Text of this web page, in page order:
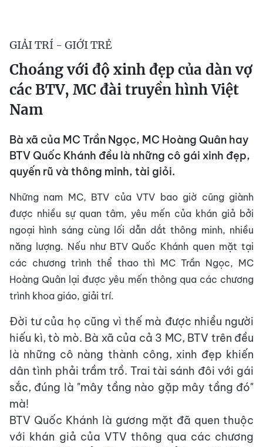
GIẢI TRÍ - GIỚI TRẺ
Choáng với độ xinh đẹp của dàn vợ
các BTV, MC đài truyền hình Việt
Nam
Bà xã của MC Trần Ngọc, MC Hoàng Quân hay
BTV Quốc Khánh đều là những cô gái xinh đẹp,
quyến rũ và thông minh, tài giỏi.
Những nam MC, BTV của VTV bao giờ cũng giành
được nhiều sự quan tâm, yêu mến của khán giả bởi
ngoại hình sáng cùng lối dẫn dắt thông minh, nhiều
năng lượng. Nếu như BTV Quốc Khánh quen mặt tại
các chương trình thể thao thì MC Trần Ngọc, MC
Hoàng Quân lại được yêu mến thông qua các chương
trình khoa giáo, giải trí.
Đời tư của họ cũng vì thế mà được nhiều người
hiếu kì, tò mò. Bà xã của cả 3 MC, BTV trên đều
là những cô nàng thành công, xinh đẹp khiến
dân tình phải trầm trồ. Trai tài sánh đôi với gái
sắc, đúng là "mây tầng nào gặp mây tầng đó"
mà!
BTV Quốc Khánh là gương mặt đã quen thuộc
với khán giả của VTV thông qua các chương